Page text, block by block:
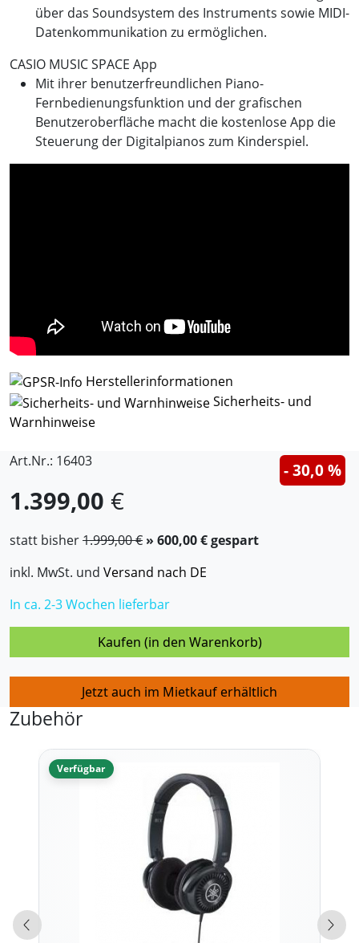
über das Soundsystem des Instruments sowie MIDI-
Datenkommunikation zu ermöglichen.
CASIO MUSIC SPACE App
Mit ihrer benutzerfreundlichen Piano-
Fernbedienungsfunktion und der grafischen
Benutzeroberfläche macht die kostenlose App die
Steuerung der Digitalpianos zum Kinderspiel.
Herstellerinformationen
Sicherheits- und
Warnhinweise
Art.Nr.: 16403
1.399,00 €
statt bisher1.999,00 € » 600,00 € gespart
- 30,0 %
inkl. MwSt. und Versand nach DE
In ca. 2-3 Wochen lieferbar
Kaufen (in den Warenkorb)
Jetzt auch im Mietkauf erhältlich
Zubehör
Verfügbar
Vorherige Produkte